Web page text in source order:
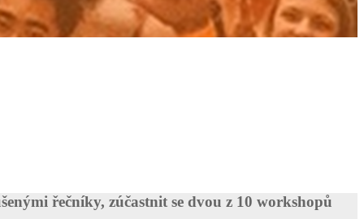
řečníky, zúčastnit se dvou z 10 workshopů